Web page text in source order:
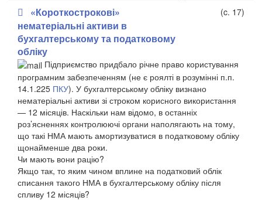
«Короткострокові»
нематеріальні активи в
бухгалтерському та податковому
обліку
(c. 17)
Підприємство придбало річне право користування
програмним забезпеченням (не є роялті в розумінні п.п.
14.1.225 ПКУ). У бухгалтерському обліку визнано
нематеріальні активи зі строком корисного використання
— 12 місяців. Наскільки нам відомо, в останніх
роз’ясненнях контролюючі органи наполягають на тому,
що такі НМА мають амортизуватися в податковому обліку
щонайменше два роки.
Чи мають вони рацію?
​Якщо так, то яким чином вплине на податковий облік
списання такого НМА в бухгалтерському обліку після
спливу 12 місяців?